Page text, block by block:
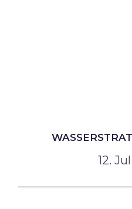
12.